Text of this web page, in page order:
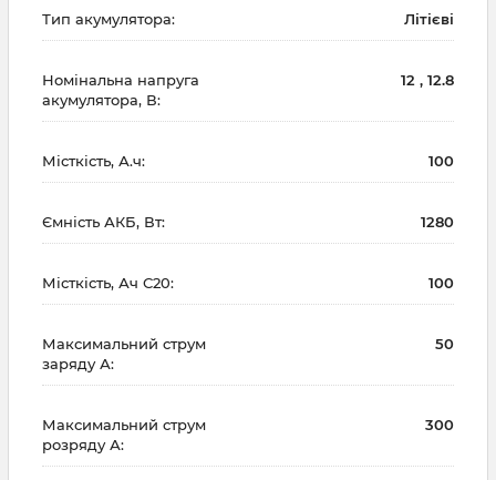
Тип акумулятора: Літієві
Номінальна напруга
акумулятора, В:
12 , 12.8
Місткість, А.ч: 100
Ємність АКБ, Вт: 1280
Місткість, Ач С20: 100
Максимальний струм
заряду А:
50
Максимальний струм
розряду А:
300